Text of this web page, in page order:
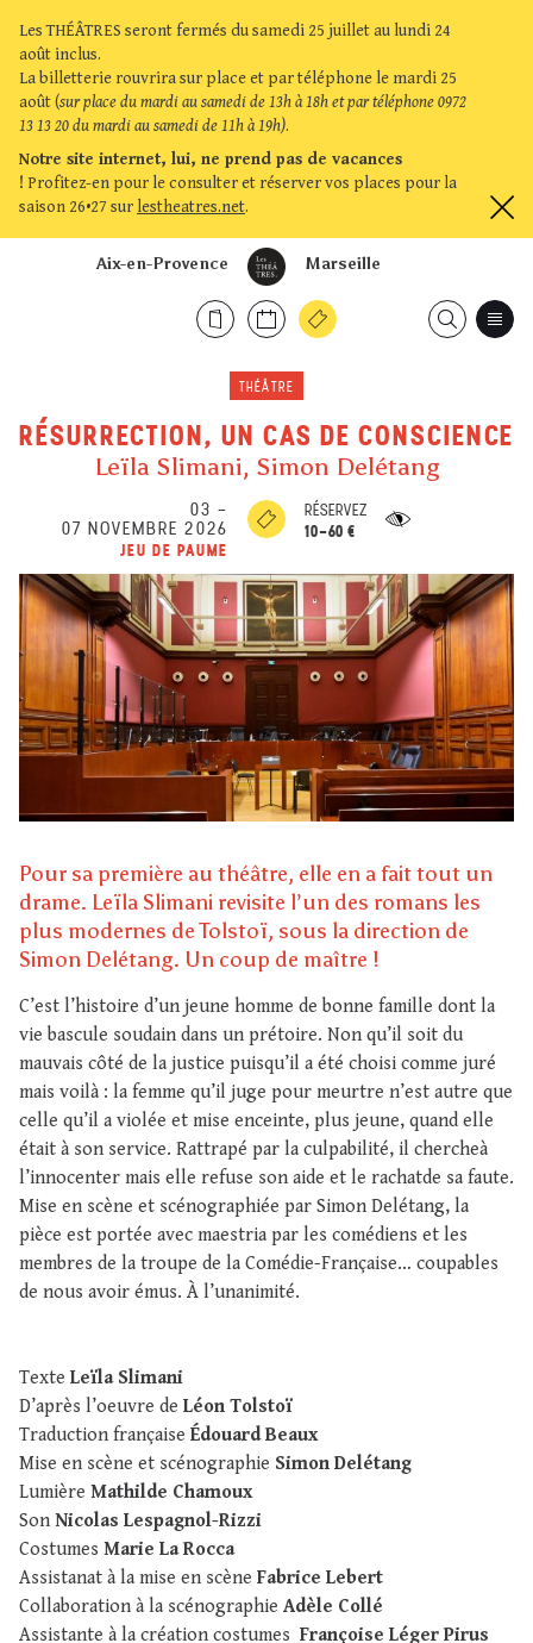
Les THÉÂTRES seront fermés du samedi 25 juillet au lundi 24
août inclus.
La billetterie rouvrira sur place et par téléphone le mardi 25
août (sur place du mardi au samedi de 13h à 18h et par téléphone 0972
13 13 20 du mardi au samedi de 11h à 19h).
Notre site internet, lui, ne prend pas de vacances
! Profitez-en pour le consulter et réserver vos places pour la
saison 26•27 sur lestheatres.net.
Marseille
Aix-en-Provence
THÉÂTRE
RÉSURRECTION, UN CAS DE CONSCIENCE
Leïla Slimani, Simon Delétang
03 –
07 NOVEMBRE 2026
JEU DE PAUME
RÉSERVEZ
10-60 €
Pour sa première au théâtre, elle en a fait tout un
drame. Leïla Slimani revisite l’un des romans les
plus modernes de Tolstoï, sous la direction de
Simon Delétang. Un coup de maître !
C’est l’histoire d’un jeune homme de bonne famille dont la
vie bascule soudain dans un prétoire. Non qu’il soit du
mauvais côté de la justice puisqu’il a été choisi comme juré
mais voilà : la femme qu’il juge pour meurtre n’est autre que
celle qu’il a violée et mise enceinte, plus jeune, quand elle
était à son service. Rattrapé par la culpabilité, il chercheà
l’innocenter mais elle refuse son aide et le rachatde sa faute.
Mise en scène et scénographiée par Simon Delétang, la
pièce est portée avec maestria par les comédiens et les
membres de la troupe de la Comédie-Française… coupables
de nous avoir émus. À l’unanimité.
Texte Leïla Slimani
D’après l’oeuvre de Léon Tolstoï
Traduction française Édouard Beaux
Mise en scène et scénographie Simon Delétang
Lumière Mathilde Chamoux
Son Nicolas Lespagnol-Rizzi
Costumes Marie La Rocca
Assistanat à la mise en scène Fabrice Lebert
Collaboration à la scénographie Adèle Collé
Assistante à la création costumes Françoise Léger Pirus